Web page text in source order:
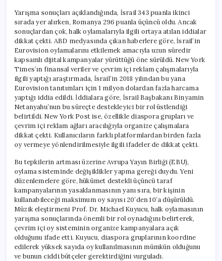
Yarışma sonuçları açıklandığında, İsrail 343 puanla ikinci
sırada yer alırken, Romanya 296 puanla üçüncü oldu. Ancak
sonuçlardan çok, halk oylamalarıyla ilgili ortaya atılan iddialar
dikkat çekti. ABD medyasında çıkan haberlere göre, İsrail’in
Eurovision oylamalarını etkilemek amacıyla uzun süredir
kapsamlı dijital kampanyalar yürüttüğü öne sürüldü. New York
Times’ın finansal veriler ve çevrim içi reklam çalışmalarıyla
ilgili yaptığı araştırmada, İsrail’in 2018 yılından bu yana
Eurovision tanıtımları için 1 milyon dolardan fazla harcama
yaptığı iddia edildi. İddialara göre, İsrail Başbakanı Binyamin
Netanyahu’nun bu süreçte destekleyici bir rol üstlendiği
belirtildi. New York Post ise, özellikle diaspora grupları ve
çevrim içi reklam ağları aracılığıyla organize çalışmalara
dikkat çekti. Kullanıcıların farklı platformlardan birden fazla
oy vermeye yönlendirilmesiyle ilgili ifadeler de dikkat çekti.
Bu tepkilerin artması üzerine Avrupa Yayın Birliği (EBU),
oylama sisteminde değişiklikler yapma gereği duydu. Yeni
düzenlemelere göre, hükümet destekli üçüncü taraf
kampanyalarının yasaklanmasının yanı sıra, bir kişinin
kullanabileceği maksimum oy sayısı 20’den 10’a düşürüldü.
Müzik eleştirmeni Prof. Dr. Michael Kuyucu, halk oylamasının
yarışma sonuçlarında önemli bir rol oynadığını belirterek,
çevrim içi oy sisteminin organize kampanyalara açık
olduğunu ifade etti. Kuyucu, diaspora gruplarının koordine
edilerek yüksek sayıda oy kullanılmasının mümkün olduğunu
ve bunun ciddi bütçeler gerektirdiğini vurguladı.